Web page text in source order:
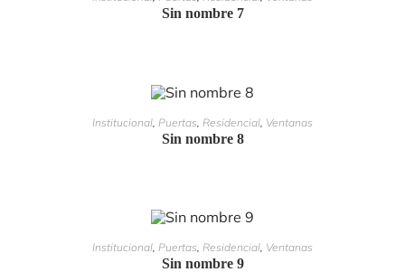
Sin nombre 7
LEER MÁS
Institucional Puertas Residencial Ventanas
Sin nombre 8
LEER MÁS
Institucional, Puertas, Residencial, Ventanas
Sin nombre 9